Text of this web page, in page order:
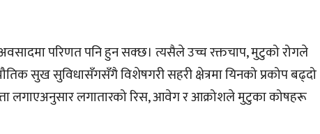
परिणत पनि हुन सक्छ। त्यसैले उच्च रक्तचाप, मुटुको रोगले
सुख सुविधासँगसँगै विशेषगरी सहरी क्षेत्रमा यिनको प्रकोप बढ्दो
लगाएअनुसार लगातारको रिस, आवेग र आक्रोशले मुटुका कोषहरू